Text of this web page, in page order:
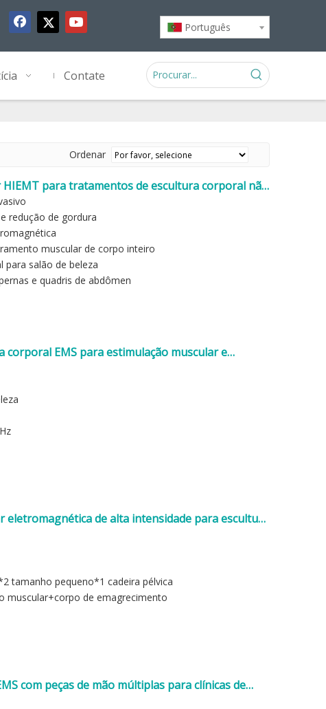
Português
Contate
Ordenar
para tratamentos de escultura corporal não
redução de gordura
muscular de corpo inteiro
para salão de beleza
e quadris de abdômen
corporal EMS para estimulação muscular e
eletromagnética de alta intensidade para escultura
tamanho pequeno*1 cadeira pélvica
muscular+corpo de emagrecimento
com peças de mão múltiplas para clínicas de